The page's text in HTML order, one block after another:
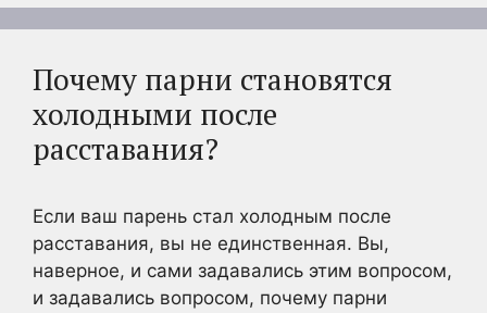
Почему парни становятся
холодными после
расставания?
Если ваш парень стал холодным после
расставания, вы не единственная. Вы,
наверное, и сами задавались этим вопросом,
и задавались вопросом, почему парни